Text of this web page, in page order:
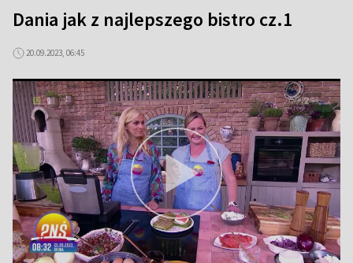
Dania jak z najlepszego bistro cz.1
20.09.2023, 06:45